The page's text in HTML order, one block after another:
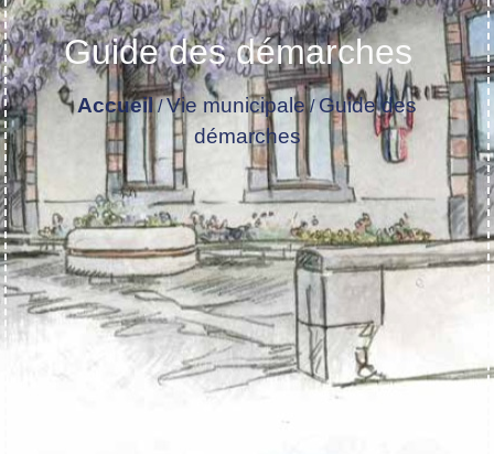
Guide des démarches
Accueil /Vie municipale/Guide des
démarches